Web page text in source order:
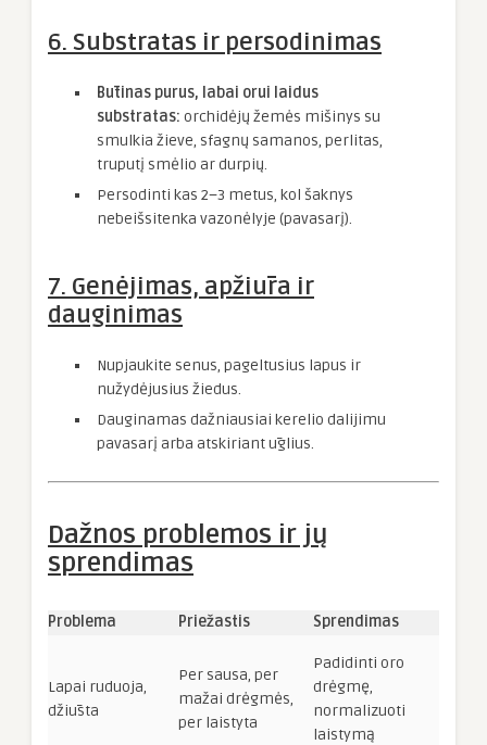
6. Substratas ir persodinimas
Būtinas purus, labai orui laidus
substratas: orchidėjų žemės mišinys su
smulkia žieve, sfagnų samanos, perlitas,
truputį smėlio ar durpių.
Persodinti kas 2–3 metus, kol šaknys
nebeišsitenka vazonėlyje (pavasarį).
7. Genėjimas, apžiūra ir
dauginimas
Nupjaukite senus, pageltusius lapus ir
nužydėjusius žiedus.
Dauginamas dažniausiai kerelio dalijimu
pavasarį arba atskiriant ūglius.
Dažnos problemos ir jų
sprendimas
Problema Priežastis Sprendimas
Lapai ruduoja,
džiūsta
Per sausa, per
mažai drėgmės,
per laistyta
Padidinti oro
drėgmę,
normalizuoti
laistymą